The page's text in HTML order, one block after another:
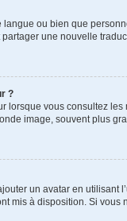
ou bien que
une nouvelle
?
vous consultez
image, souvent plus
un avatar en
à disposition. Si vous